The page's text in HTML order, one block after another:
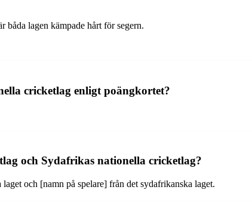
båda lagen kämpade hårt för segern.
cricketlag enligt poängkortet?
och Sydafrikas nationella cricketlag?
och [namn på spelare] från det sydafrikanska laget.